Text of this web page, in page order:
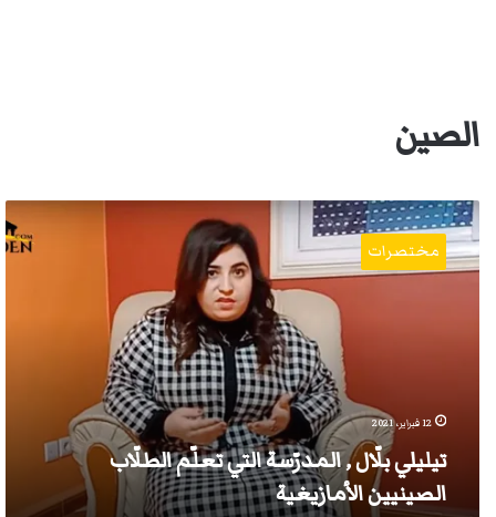
الصين
تيليلي
بلّال
,
المدرّسة
مختصرات
12 فبراير، 2021
تيليلي بلّال , المدرّسة التي تعلّم الطلّاب
الصينيين الأمازيغية